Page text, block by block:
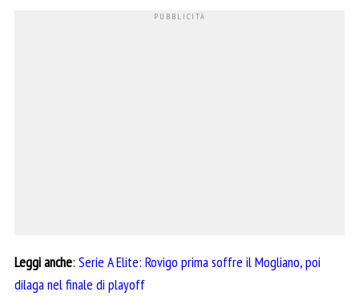
Leggi anche: Serie A Elite: Rovigo prima soffre il Mogliano, poi
dilaga nel finale di playoff